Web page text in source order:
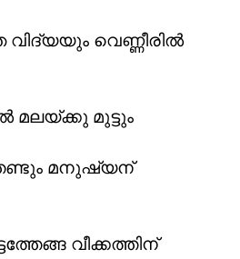
വിദ്യയും വെണ്ണീരിൽ
മുട്ടും
മനുഷ്യന്
വീക്കത്തിന്